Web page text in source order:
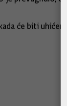
će biti